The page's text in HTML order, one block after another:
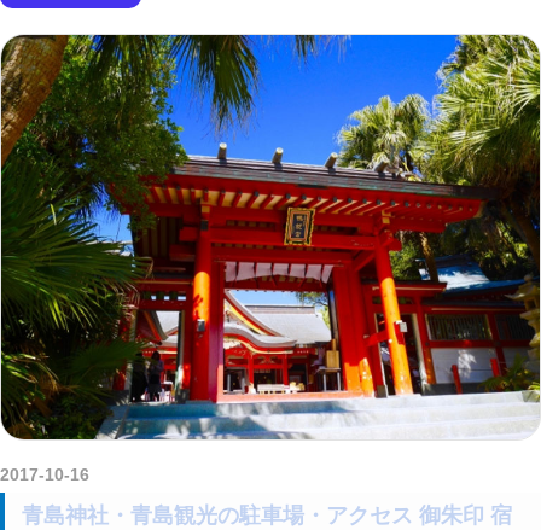
2017-10-16
青島神社・青島観光の駐車場・アクセス 御朱印 宿